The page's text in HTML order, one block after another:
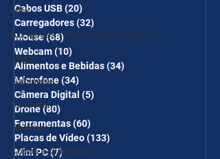
Mifa
AliExpress - Promo Novo Usuário
Jogos
Gabinetes
Cadeiras
Realme
Copos e Garrafas
Cabos USB(20)
Carregadores(32)
Mouse(68)68 posts
Webcam(10)
Alimentos e Bebidas(34)
Microfone(34)
Câmera Digital (5)
Drone(80)
Ferramentas(60)
Placas de Vídeo(133)
Mini PC(7)7 posts